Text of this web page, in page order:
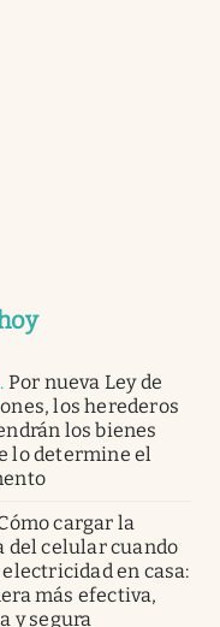
. Por nueva Ley de
los herederos
los bienes
lo determine el
cargar la
del celular cuando
en casa:
más efectiva,
y segura